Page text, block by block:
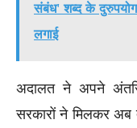
संबंध' शब्द के
लगाई
अदालत ने अपने
सरकारों ने मिलकर अब